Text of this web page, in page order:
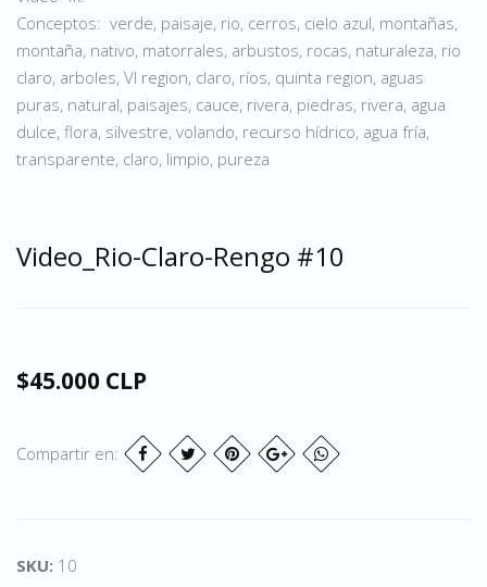
Conceptos: verde, paisaje, rio, cerros, cielo azul, montañas,
montaña, nativo, matorrales, arbustos, rocas, naturaleza, rio
claro, arboles, VI region, claro, ríos, quinta region, aguas
puras, natural, paisajes, cauce, rivera, piedras, rivera, agua
dulce, flora, silvestre, volando, recurso hídrico, agua fría,
transparente, claro, limpio, pureza
Video_Rio-Claro-Rengo #10
$45.000 CLP
Compartir en:
SKU: 10